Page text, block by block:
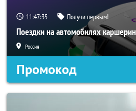
11:47:33 Получи первым!
Поездки на автомобилях
Россия
Промокод